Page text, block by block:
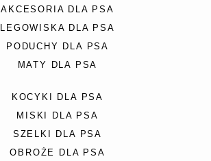
AKCESORIA DLA PSA
LEGOWISKA DLA PSA
PODUCHY DLA PSA
MATY DLA PSA
KOCYKI DLA PSA
MISKI DLA PSA
SZELKI DLA PSA
OBROŻE DLA PSA